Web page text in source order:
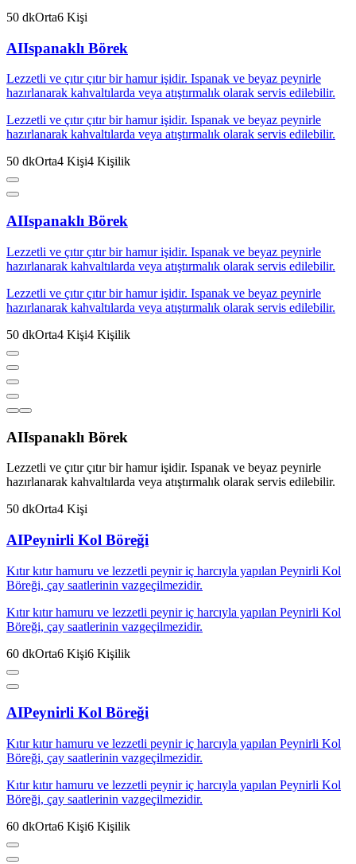
50 dkOrta6 Kişi
AIIspanaklı Börek
Lezzetli ve çıtır çıtır bir hamur işidir. Ispanak ve beyaz peynirle
hazırlanarak kahvaltılarda veya atıştırmalık olarak servis edilebilir.
Lezzetli ve çıtır çıtır bir hamur işidir. Ispanak ve beyaz peynirle
hazırlanarak kahvaltılarda veya atıştırmalık olarak servis edilebilir.
50 dkOrta4 Kişi4 Kişilik
AIIspanaklı Börek
Lezzetli ve çıtır çıtır bir hamur işidir. Ispanak ve beyaz peynirle
hazırlanarak kahvaltılarda veya atıştırmalık olarak servis edilebilir.
Lezzetli ve çıtır çıtır bir hamur işidir. Ispanak ve beyaz peynirle
hazırlanarak kahvaltılarda veya atıştırmalık olarak servis edilebilir.
50 dkOrta4 Kişi4 Kişilik
AIIspanaklı Börek
Lezzetli ve çıtır çıtır bir hamur işidir. Ispanak ve beyaz peynirle
hazırlanarak kahvaltılarda veya atıştırmalık olarak servis edilebilir.
50 dkOrta4 Kişi
AIPeynirli Kol Böreği
Kıtır kıtır hamuru ve lezzetli peynir iç harcıyla yapılan Peynirli Kol
Böreği, çay saatlerinin vazgeçilmezidir.
Kıtır kıtır hamuru ve lezzetli peynir iç harcıyla yapılan Peynirli Kol
Böreği, çay saatlerinin vazgeçilmezidir.
60 dkOrta6 Kişi6 Kişilik
AIPeynirli Kol Böreği
Kıtır kıtır hamuru ve lezzetli peynir iç harcıyla yapılan Peynirli Kol
Böreği, çay saatlerinin vazgeçilmezidir.
Kıtır kıtır hamuru ve lezzetli peynir iç harcıyla yapılan Peynirli Kol
Böreği, çay saatlerinin vazgeçilmezidir.
60 dkOrta6 Kişi6 Kişilik